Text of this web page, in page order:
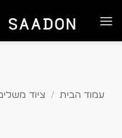
to
עמוד הבית / ציוד